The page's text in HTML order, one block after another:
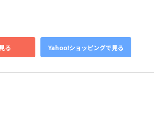
る Yahoo!ショッピングで見る